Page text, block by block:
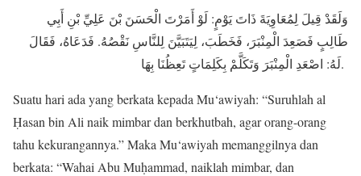
وَلَقَدْ قِيلَ لِمُعَاوِيَةَ ذَاتَ يَوْمٍ: لَوْ أَمَرْتَ الْحَسَنَ بْنَ عَلِيِّ بْنِ أَبِي
طَالِبٍ فَصَعِدَ الْمِنْبَرَ، فَخَطَبَ، لِيَتَبَيَّنَ لِلنَّاسِ نَقْصُهُ. فَدَعَاهُ، فَقَالَ
لَهُ: اصْعَدِ الْمِنْبَرَ وَتَكَلَّمْ بِكَلِمَاتٍ تَعِظُنَا بِهَا.
Suatu hari ada yang berkata kepada Mu‘awiyah: “Suruhlah al
Ḥasan bin Ali naik mimbar dan berkhutbah, agar orang-orang
tahu kekurangannya.” Maka Mu‘awiyah memanggilnya dan
berkata: “Wahai Abu Muḥammad, naiklah mimbar, dan